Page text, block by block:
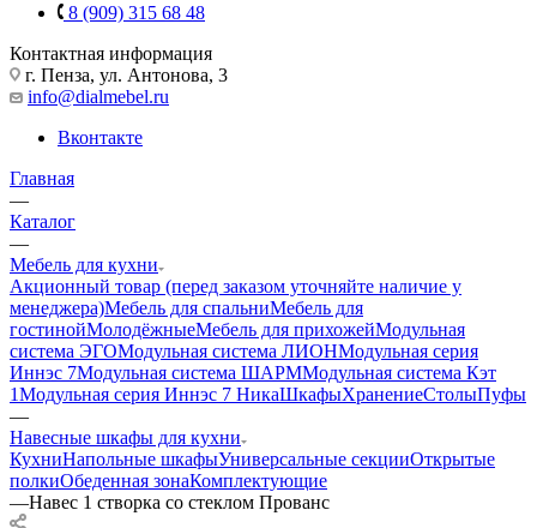
8 (909) 315 68 48
Контактная информация
г. Пенза, ул. Антонова, 3
info@dialmebel.ru
Вконтакте
Главная
—
Каталог
—
Мебель для кухни
Акционный товар (перед заказом уточняйте наличие у
менеджера)Мебель для спальниМебель для
гостинойМолодёжныеМебель для прихожейМодульная
система ЭГОМодульная система ЛИОНМодульная серия
Иннэс 7Модульная система ШАРММодульная система Кэт
1Модульная серия Иннэс 7 НикаШкафыХранениеСтолыПуфы
—
Навесные шкафы для кухни
КухниНапольные шкафыУниверсальные секцииОткрытые
полкиОбеденная зонаКомплектующие
—Навес 1 створка со стеклом Прованс